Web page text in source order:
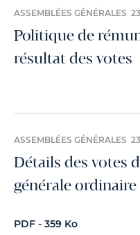
ASSEMBLÉES GÉNÉRALES
Politique de
résultat des votes
ASSEMBLÉES GÉNÉRALES
Détails des votes
générale
PDF - 359 Ko